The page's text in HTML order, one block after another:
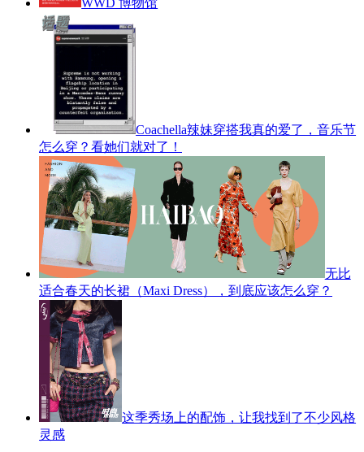
WWD 博物馆
Coachella辣妹穿搭我真的爱了，音乐节
怎么穿？看她们就对了！
无比
适合春天的长裙（Maxi Dress），到底应该怎么穿？
这季秀场上的配饰，让我找到了不少风格
灵感